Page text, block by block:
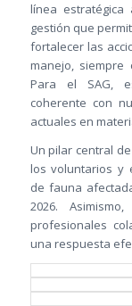
línea
gestión que
fortalecer las
manejo, siempre
Para el SAG,
coherente con
actuales en
Un pilar central
los voluntarios y
de fauna
2026.
profesionales
una respuesta